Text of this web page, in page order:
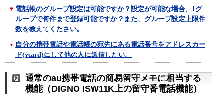
電話帳のグループ設定は可能ですか？設定が可能な場合、1グ
ループで何件まで登録可能ですか？また、グループ設定上限件
数を教えてください。
自分の携帯電話や電話帳の宛先にある電話番号をアドレスカー
ド(vcard)にして他の人に送信したい。
通常のau携帯電話の簡易留守メモに相当する
機能（DIGNO ISW11K上の留守番電話機能）